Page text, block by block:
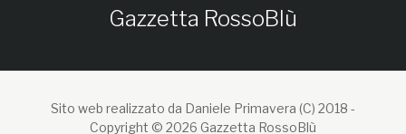
Gazzetta RossoBlù
Sito web realizzato da Daniele Primavera (C) 2018 -
Copyright © 2026 Gazzetta RossoBlù